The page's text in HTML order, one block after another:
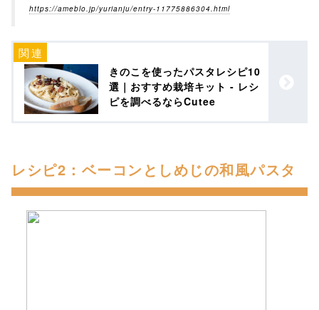
https://ameblo.jp/yurianju/entry-11775886304.html
きのこを使ったパスタレシピ10
選｜おすすめ栽培キット - レシ
ピを調べるならCutee
レシピ2：ベーコンとしめじの和風パスタ